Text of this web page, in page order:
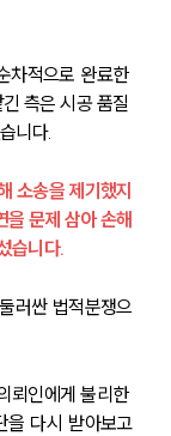
차적으로 완료한
측은 시공 품질
니다.
소송을 제기했지
을 문제 삼아 손해
습니다.
러싼 법적분쟁으
뢰인에게 불리한
을 다시 받아보고